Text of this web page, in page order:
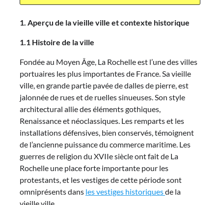
1. Aperçu de la vieille ville et contexte historique
1.1 Histoire de la ville
Fondée au Moyen Âge, La Rochelle est l’une des villes
portuaires les plus importantes de France. Sa vieille
ville, en grande partie pavée de dalles de pierre, est
jalonnée de rues et de ruelles sinueuses. Son style
architectural allie des éléments gothiques,
Renaissance et néoclassiques. Les remparts et les
installations défensives, bien conservés, témoignent
de l’ancienne puissance du commerce maritime. Les
guerres de religion du XVIIe siècle ont fait de La
Rochelle une place forte importante pour les
protestants, et les vestiges de cette période sont
omniprésents dans les vestiges historiquesde la